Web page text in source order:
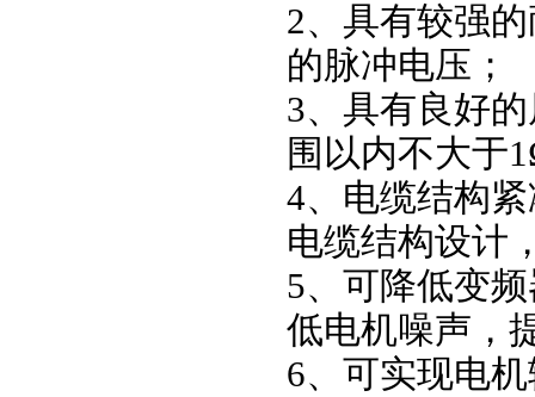
2、具有较强
的脉冲电压；
3、具有良好
围以内不大于
4、电缆结构
电缆结构设计
5、可降低变
低电机噪声，
6、可实现电